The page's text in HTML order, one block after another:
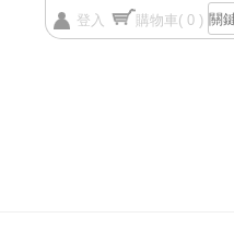
登入 購物車( 0 )